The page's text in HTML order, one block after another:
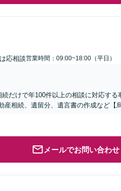
応相談営業時間：09:00~18:00（平日）
だけで年100件以上の相談に対応する
相続、遺留分、遺言書の作成など【
メールでお問い合わせ